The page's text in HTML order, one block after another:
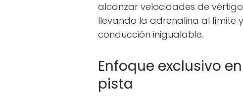
alcanzar velocidades de
llevando la adrenalina al límite
conducción inigualable.
Enfoque exclusivo
pista